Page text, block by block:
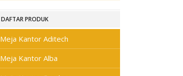
DAFTAR PRODUK
Meja Kantor Aditech
Meja Kantor Alba